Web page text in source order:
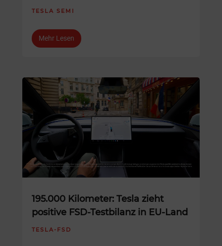
TESLA SEMI
Mehr Lesen
195.000 Kilometer: Tesla zieht
positive FSD-Testbilanz in EU-Land
TESLA-FSD